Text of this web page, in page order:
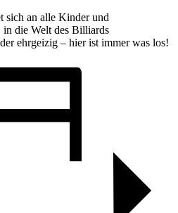
sich an alle Kinder und
in die Welt des Billiards
ehrgeizig – hier ist immer was los!